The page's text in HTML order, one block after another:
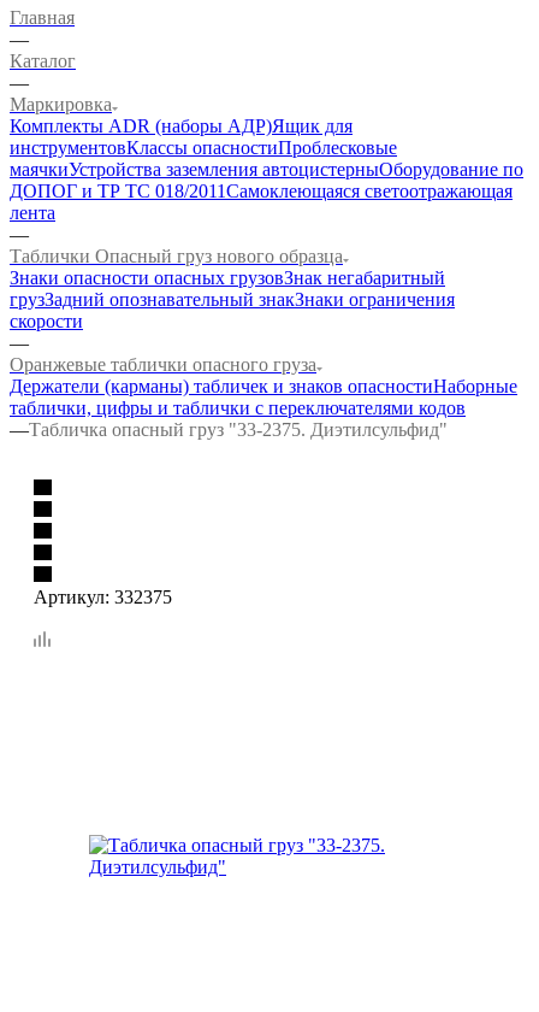
Главная
—
Каталог
—
Маркировка
Комплекты ADR (наборы АДР)Ящик для
инструментовКлассы опасностиПроблесковые
маячкиУстройства заземления автоцистерныОборудование по
ДОПОГ и ТР ТС 018/2011Самоклеющаяся светоотражающая
лента
—
Таблички Опасный груз нового образца
Знаки опасности опасных грузовЗнак негабаритный
грузЗадний опознавательный знакЗнаки ограничения
скорости
—
Оранжевые таблички опасного груза
Держатели (карманы) табличек и знаков опасностиНаборные
таблички, цифры и таблички с переключателями кодов
—Табличка опасный груз "33-2375. Диэтилсульфид"
Артикул: 332375